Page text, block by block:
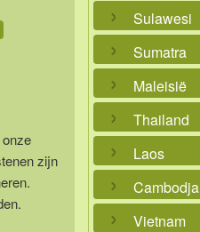
zijn
Sulawesi
Sumatra
Maleisië
Thailand
Laos
Cambodja
Vietnam